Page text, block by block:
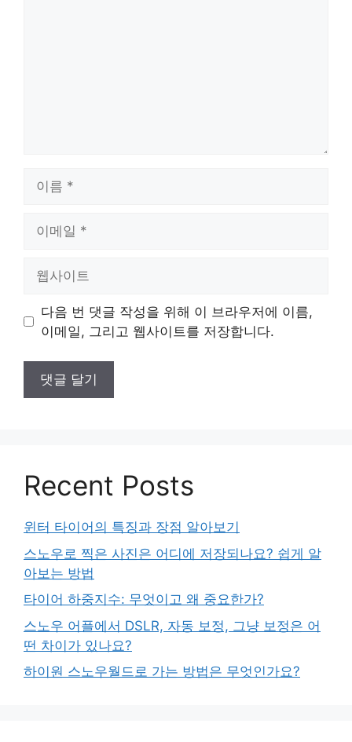
트
다음 번 댓글 작성을 위해 이 브라우저에 이름,
이메일, 그리고 웹사이트를 저장합니다.
Recent Posts
윈터 타이어의 특징과 장점 알아보기
스노우로 찍은 사진은 어디에 저장되나요? 쉽게 알
아보는 방법
타이어 하중지수: 무엇이고 왜 중요한가?
스노우 어플에서 DSLR, 자동 보정, 그냥 보정은 어
떤 차이가 있나요?
하이원 스노우월드로 가는 방법은 무엇인가요?